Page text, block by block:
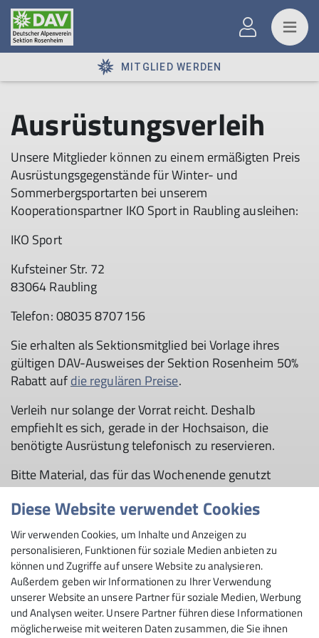
MITGLIED WERDEN
Ausrüstungsverleih
Unsere Mitglieder können zu einem ermäßigten Preis
Ausrüstungsgegenstände für Winter- und
Sommerbergsportarten bei unserem
Kooperationspartner IKO Sport in Raubling ausleihen:
IKO Sport
Kufsteiner Str. 72
83064 Raubling
Telefon: 08035 8707156
Sie erhalten als Sektionsmitglied bei Vorlage ihres
gültigen DAV-Ausweises der Sektion Rosenheim 50%
Rabatt aufdie regulären Preise.
Verleih nur solange der Vorrat reicht. Deshalb
empfiehlt es sich, gerade in der Hochsaison, die
benötigte Ausrüstung telefonisch zu reservieren.
Bitte Material, das für das Wochenende genutzt
werden soll, bis spätestens Freitag, 17 Uhr, bei IKO
abholen, ansonsten erfolgt keine Materialabstimmung
bzw. -einstellung mehr!
Diese Website verwendet Cookies
Wir verwenden Cookies, um Inhalte und Anzeigen zu
personalisieren, Funktionen für soziale Medien anbieten zu
können und Zugriffe auf unsere Website zu analysieren.
Außerdem geben wir Informationen zu Ihrer Verwendung
unserer Website an unsere Partner für soziale Medien, Werbung
und Analysen weiter. Unsere Partner führen diese Informationen
möglicherweise mit weiteren Daten zusammen, die Sie ihnen